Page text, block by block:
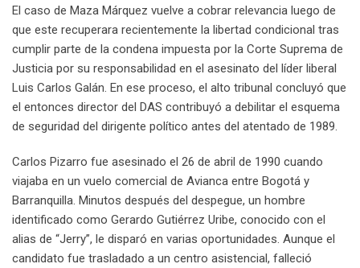
El caso de Maza Márquez vuelve a cobrar relevancia luego de
que este recuperara recientemente la libertad condicional tras
cumplir parte de la condena impuesta por la Corte Suprema de
Justicia por su responsabilidad en el asesinato del líder liberal
Luis Carlos Galán. En ese proceso, el alto tribunal concluyó que
el entonces director del DAS contribuyó a debilitar el esquema
de seguridad del dirigente político antes del atentado de 1989.
Carlos Pizarro fue asesinado el 26 de abril de 1990 cuando
viajaba en un vuelo comercial de Avianca entre Bogotá y
Barranquilla. Minutos después del despegue, un hombre
identificado como Gerardo Gutiérrez Uribe, conocido con el
alias de “Jerry”, le disparó en varias oportunidades. Aunque el
candidato fue trasladado a un centro asistencial, falleció